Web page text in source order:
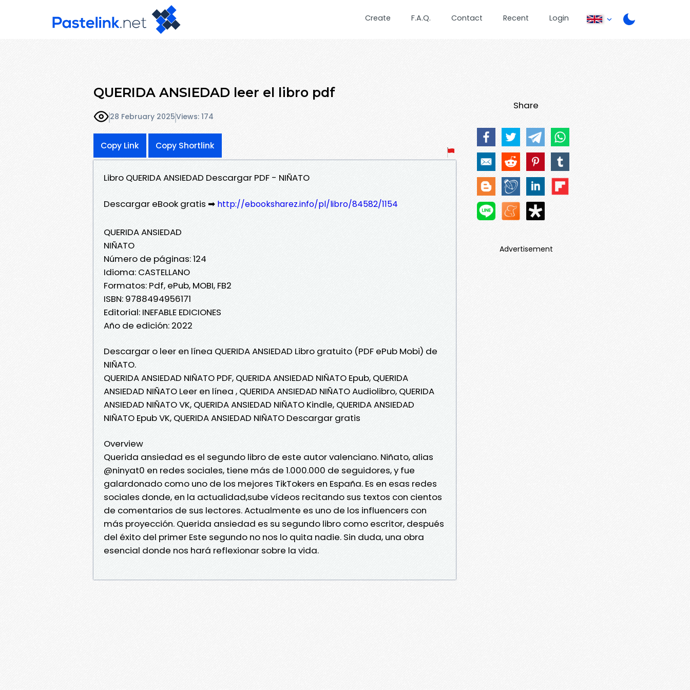
Create F.A.Q. Contact Recent Login
QUERIDA ANSIEDAD leer el libro pdf
28 February 2025Views: 174
Copy Link Copy Shortlink
Libro QUERIDA ANSIEDAD Descargar PDF - NIÑATO
Descargar eBook gratis ➡ http://ebooksharez.info/pl/libro/84582/1154
QUERIDA ANSIEDAD
NIÑATO
Número de páginas: 124
Idioma: CASTELLANO
Formatos: Pdf, ePub, MOBI, FB2
ISBN: 9788494956171
Editorial: INEFABLE EDICIONES
Año de edición: 2022
Descargar o leer en línea QUERIDA ANSIEDAD Libro gratuito (PDF ePub Mobi) de
NIÑATO.
QUERIDA ANSIEDAD NIÑATO PDF, QUERIDA ANSIEDAD NIÑATO Epub, QUERIDA
ANSIEDAD NIÑATO Leer en línea , QUERIDA ANSIEDAD NIÑATO Audiolibro, QUERIDA
ANSIEDAD NIÑATO VK, QUERIDA ANSIEDAD NIÑATO Kindle, QUERIDA ANSIEDAD
NIÑATO Epub VK, QUERIDA ANSIEDAD NIÑATO Descargar gratis
Overview
Querida ansiedad es el segundo libro de este autor valenciano. Niñato, alias
@ninyat0 en redes sociales, tiene más de 1.000.000 de seguidores, y fue
galardonado como uno de los mejores TikTokers en España. Es en esas redes
sociales donde, en la actualidad,sube vídeos recitando sus textos con cientos
de comentarios de sus lectores. Actualmente es uno de los influencers con
más proyección. Querida ansiedad es su segundo libro como escritor, después
del éxito del primer Este segundo no nos lo quita nadie. Sin duda, una obra
esencial donde nos hará reflexionar sobre la vida.
Share
Advertisement